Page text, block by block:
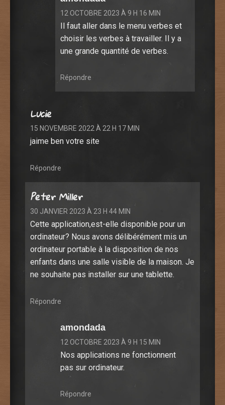
12 OCTOBRE 2023 À 9 H 16 MIN
Il faut aller dans le menu verbes et
choisir les verbes à travailler. Il y a
une grande quantité de verbes.
Répondre
Lucie
15 NOVEMBRE 2022 À 22 H 17 MIN
jaime ben votre site
Répondre
Peter Miller
30 JANVIER 2023 À 23 H 44 MIN
Cette application,est-elle disponible pour un
ordinateur? Nous avons délibérément mis un
ordinateur portable à la disposition de nos
enfants dans une salle visible de la maison. Je
ne souhaite pas installer sur une tablette.
Répondre
amondada
12 OCTOBRE 2023 À 9 H 15 MIN
Nos applications ne fonctionnent
pas sur ordinateur.
Répondre